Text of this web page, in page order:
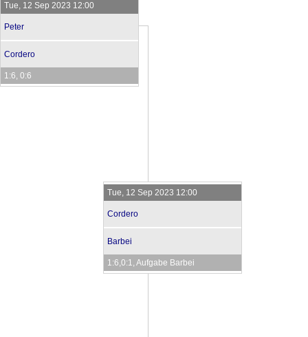
Tue, 12 Sep 2023 12:00
Peter
Cordero
1:6, 0:6
Tue, 12 Sep 2023 12:00
Cordero
Barbei
1:6,0:1, Aufgabe Barbei